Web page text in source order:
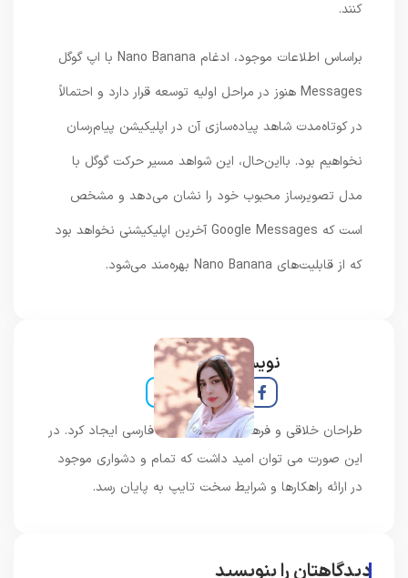
براساس اطلاعات موجود، ادغام Nano Banana با اپ گوگل
Messages هنوز در مراحل اولیه توسعه قرار دارد و احتمالاً
در کوتاه‌مدت شاهد پیاده‌سازی آن در اپلیکیشن پیام‌رسان
نخواهیم بود. بااین‌حال، این شواهد مسیر حرکت گوگل با
مدل تصویرساز محبوب خود را نشان می‌دهد و مشخص
است که Google Messages آخرین اپلیکیشنی نخواهد بود
که از قابلیت‌های Nano Banana بهره‌مند می‌شود.
نویسنده و خبرنگار
طراحان خلاقی و فرهنگ پیشرو در زبان فارسی ایجاد کرد. در
این صورت می توان امید داشت که تمام و دشواری موجود
در ارائه راهکارها و شرایط سخت تایپ به پایان رسد.
دیدگاهتان را بنویسید